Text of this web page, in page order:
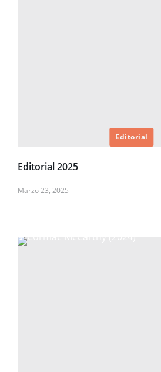
Editorial
Editorial 2025
Marzo 23, 2025